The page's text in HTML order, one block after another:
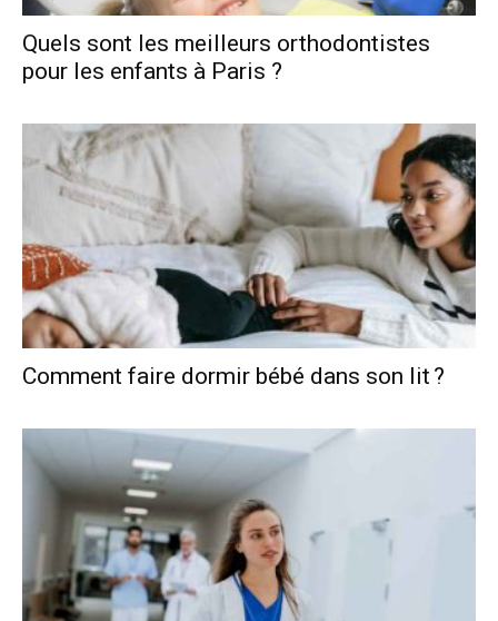
Quels sont les meilleurs orthodontistes
pour les enfants à Paris ?
Comment faire dormir bébé dans son lit ?